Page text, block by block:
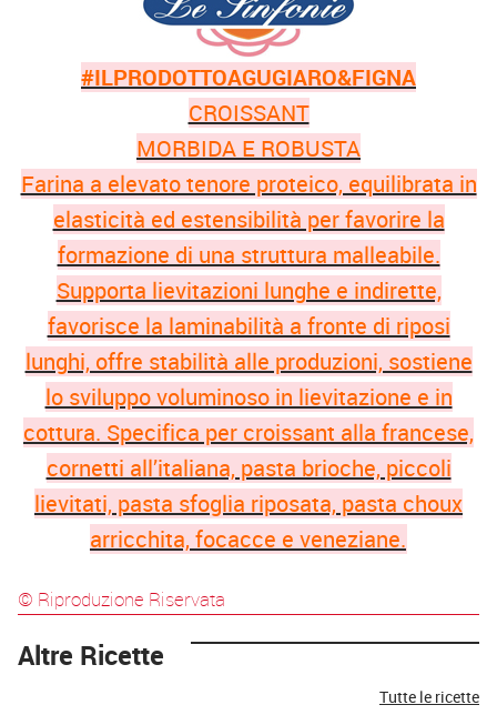
#ILPRODOTTOAGUGIARO&FIGNA
CROISSANT
MORBIDA E ROBUSTA
Farina a elevato tenore proteico, equilibrata in
elasticità ed estensibilità per favorire la
formazione di una struttura malleabile.
Supporta lievitazioni lunghe e indirette,
favorisce la laminabilità a fronte di riposi
lunghi, offre stabilità alle produzioni, sostiene
lo sviluppo voluminoso in lievitazione e in
cottura. Specifica per croissant alla francese,
cornetti all’italiana, pasta brioche, piccoli
lievitati, pasta sfoglia riposata, pasta choux
arricchita, focacce e veneziane.
© Riproduzione Riservata
Altre Ricette
Tutte le ricette